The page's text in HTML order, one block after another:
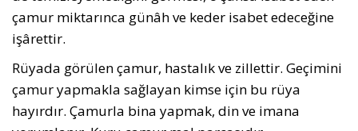
çamur miktarınca günâh ve keder isabet edeceğine
işârettir.
Rüyada görülen çamur, hastalık ve zillettir. Geçimini
çamur yapmakla sağlayan kimse için bu rüya
hayırdır. Çamurla bina yapmak, din ve imana